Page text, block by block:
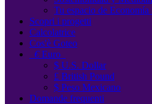
Tu espacio de
Scopri i progetti
Calcolatrice
Cos'è Goteo
€Euro
$ U.S. Dollar
£ British Pound
$ Peso Mexicano
Domande frequenti